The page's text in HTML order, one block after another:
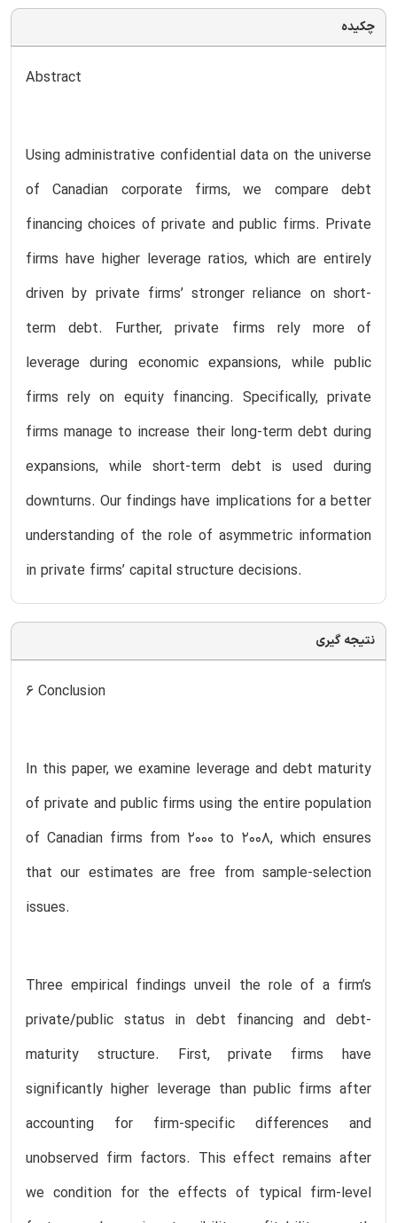
چکیده
Abstract
Using administrative confidential data on the universe
of Canadian corporate firms, we compare debt
financing choices of private and public firms. Private
firms have higher leverage ratios, which are entirely
driven by private firms’ stronger reliance on short-
term debt. Further, private firms rely more of
leverage during economic expansions, while public
firms rely on equity financing. Specifically, private
firms manage to increase their long-term debt during
expansions, while short-term debt is used during
downturns. Our findings have implications for a better
understanding of the role of asymmetric information
in private firms’ capital structure decisions.
نتیجه گیری
6 Conclusion
In this paper, we examine leverage and debt maturity
of private and public firms using the entire population
of Canadian firms from 2000 to 2008, which ensures
that our estimates are free from sample-selection
issues.
Three empirical findings unveil the role of a firm’s
private/public status in debt financing and debt-
maturity structure. First, private firms have
significantly higher leverage than public firms after
accounting for firm-specific differences and
unobserved firm factors. This effect remains after
we condition for the effects of typical firm-level